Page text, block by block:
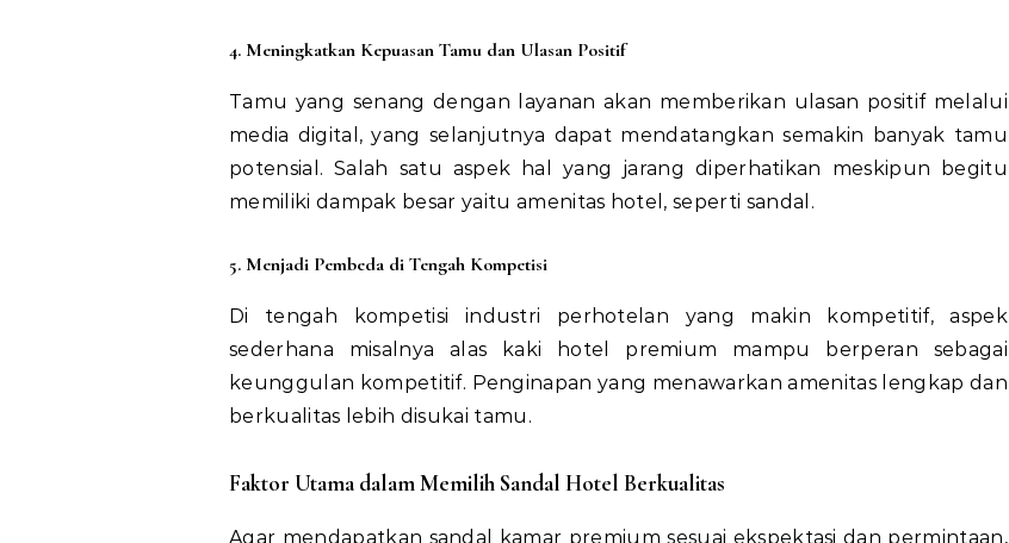
4. Meningkatkan Kepuasan Tamu dan Ulasan Positif
Tamu yang senang dengan layanan akan memberikan ulasan positif melalui
media digital, yang selanjutnya dapat mendatangkan semakin banyak tamu
potensial. Salah satu aspek hal yang jarang diperhatikan meskipun begitu
memiliki dampak besar yaitu amenitas hotel, seperti sandal.
5. Menjadi Pembeda di Tengah Kompetisi
Di tengah kompetisi industri perhotelan yang makin kompetitif, aspek
sederhana misalnya alas kaki hotel premium mampu berperan sebagai
keunggulan kompetitif. Penginapan yang menawarkan amenitas lengkap dan
berkualitas lebih disukai tamu.
Faktor Utama dalam Memilih Sandal Hotel Berkualitas
Agar mendapatkan sandal kamar premium sesuai ekspektasi dan permintaan,